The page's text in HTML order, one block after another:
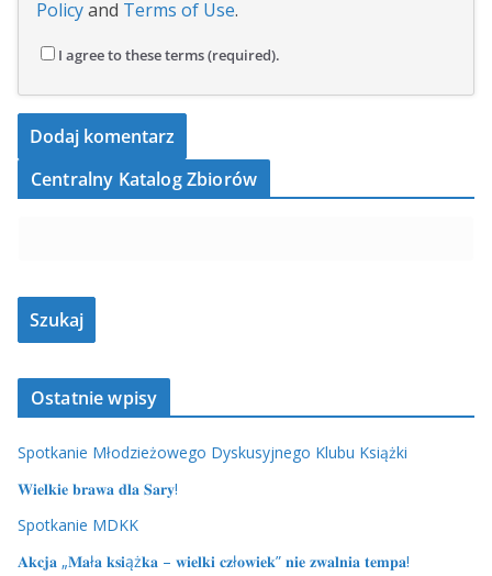
Policyand Terms of Use.
I agree to these terms (required).
Centralny Katalog Zbiorów
Ostatnie wpisy
Spotkanie Młodzieżowego Dyskusyjnego Klubu Książki
𝐖𝐢𝐞𝐥𝐤𝐢𝐞 𝐛𝐫𝐚𝐰𝐚 𝐝𝐥𝐚 𝐒𝐚𝐫𝐲!
Spotkanie MDKK
𝐀𝐤𝐜𝐣𝐚 „𝐌𝐚ł𝐚 𝐤𝐬𝐢ąż𝐤𝐚 – 𝐰𝐢𝐞𝐥𝐤𝐢 𝐜𝐳ł𝐨𝐰𝐢𝐞𝐤” 𝐧𝐢𝐞 𝐳𝐰𝐚𝐥𝐧𝐢𝐚 𝐭𝐞𝐦𝐩𝐚!